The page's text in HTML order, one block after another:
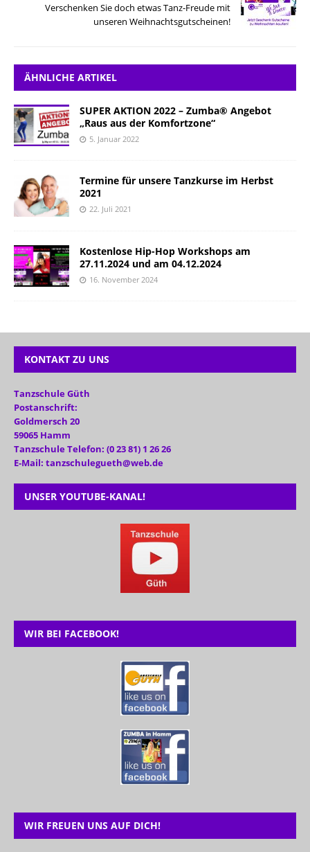
Verschenken Sie doch etwas Tanz-Freude mit
unseren Weihnachtsgutscheinen!
ÄHNLICHE ARTIKEL
SUPER AKTION 2022 – Zumba® Angebot
„Raus aus der Komfortzone“
5. Januar 2022
Termine für unsere Tanzkurse im Herbst
2021
22. Juli 2021
Kostenlose Hip-Hop Workshops am
27.11.2024 und am 04.12.2024
16. November 2024
KONTAKT ZU UNS
Tanzschule Güth
Postanschrift:
Goldmersch 20
59065 Hamm
Tanzschule Telefon: (0 23 81) 1 26 26
E-Mail: tanzschulegueth@web.de
UNSER YOUTUBE-KANAL!
WIR BEI FACEBOOK!
WIR FREUEN UNS AUF DICH!